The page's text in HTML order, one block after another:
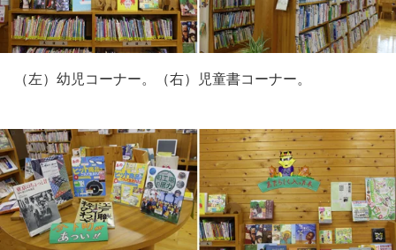
（左）幼児コーナー。（右）児童書コーナー。